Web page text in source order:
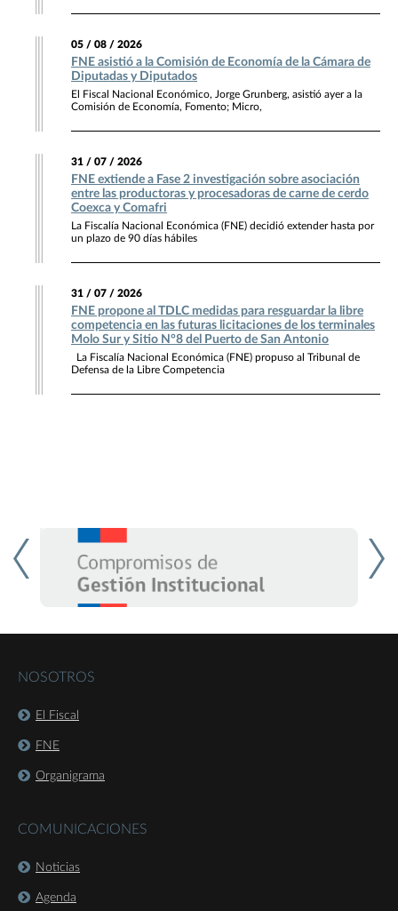
05 / 08 / 2026
FNE asistió a la Comisión de Economía de la Cámara de
Diputadas y Diputados
El Fiscal Nacional Económico, Jorge Grunberg, asistió ayer a la
Comisión de Economía, Fomento; Micro,
31 / 07 / 2026
FNE extiende a Fase 2 investigación sobre asociación
entre las productoras y procesadoras de carne de cerdo
Coexca y Comafri
La Fiscalía Nacional Económica (FNE) decidió extender hasta por
un plazo de 90 días hábiles
31 / 07 / 2026
FNE propone al TDLC medidas para resguardar la libre
competencia en las futuras licitaciones de los terminales
Molo Sur y Sitio N°8 del Puerto de San Antonio
La Fiscalía Nacional Económica (FNE) propuso al Tribunal de
Defensa de la Libre Competencia
NOSOTROS
El Fiscal
FNE
Organigrama
COMUNICACIONES
Noticias
Agenda